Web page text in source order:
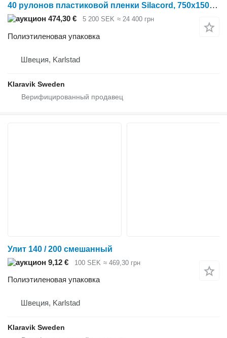
40 рулонов пластиковой пленки Silacord, 750x1500 мм
474,30 € 5 200 SEK ≈ 24 400 грн
Полиэтиленовая упаковка
Швеция, Karlstad
Klaravik Sweden
Улит 140 / 200 смешанный
9,12 €
100 SEK ≈ 469,30 грн
Полиэтиленовая упаковка
Швеция, Karlstad
Klaravik Sweden